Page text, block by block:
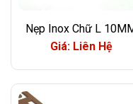
Nẹp Inox Chữ L
Giá: Liên Hệ